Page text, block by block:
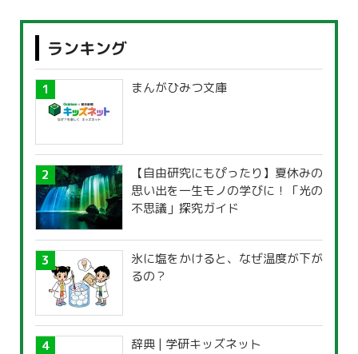
ランキング
まんがひみつ文庫
【自由研究にもぴったり】夏休みの
思い出を一生モノの学びに！「光の
不思議」探究ガイド
氷に塩をかけると、なぜ温度が下が
るの？
辞典 | 学研キッズネット